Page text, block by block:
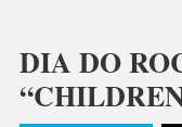
DIA DO